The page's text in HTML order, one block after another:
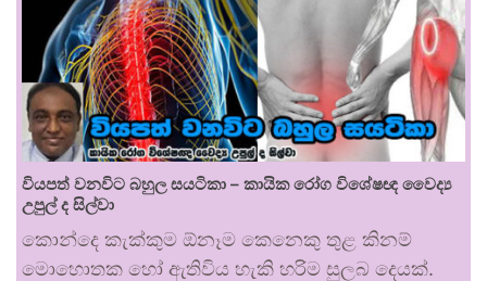
වියපත් වනවිට බහුල සයටිකා – කායික රෝග විශේෂඥ වෛද්‍ය
උපුල් ද සිල්වා
කොන්දෙ කැක්කුම ඕනෑම කෙනෙකු තුළ කිනම්
මොහොතක හෝ ඇතිවිය හැකි හරිම සුලබ දෙයක්.